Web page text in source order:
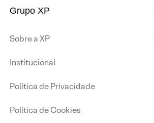
Grupo XP
Sobre a XP
Institucional
Política de Privacidade
Política de Cookies